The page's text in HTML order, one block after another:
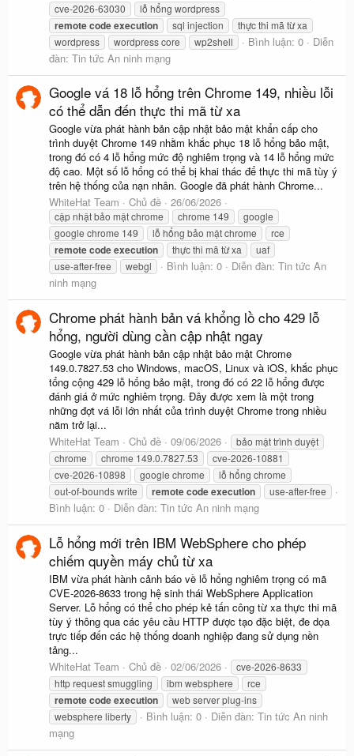
cve-2026-63030
lỗ hổng wordpress
remotecodeexecution sql injection
thực thi mã từ xa
wordpress
wordpress core wp2shell Bình luận: 0
Diễn
đàn: Tin tức An ninh mạng
Google vá 18 lỗ hổng trên Chrome 149, nhiều lỗi
có thể dẫn đến thực thi mã từ xa
Google vừa phát hành bản cập nhật bảo mật khẩn cấp cho
trình duyệt Chrome 149 nhằm khắc phục 18 lỗ hổng bảo mật,
trong đó có 4 lỗ hổng mức độ nghiêm trọng và 14 lỗ hổng mức
độ cao. Một số lỗ hổng có thể bị khai thác để thực thi mã tùy ý
trên hệ thống của nạn nhân. Google đã phát hành Chrome...
WhiteHat Team
Chủ đề 26/06/2026
cập nhật bảo mật chrome chrome 149
google
google chrome 149
lỗ hổng bảo mật chrome rce
remotecodeexecution thực thi mã từ xa
uaf
use-after-free
webgl Bình luận: 0 Diễn đàn: Tin tức An
ninh mạng
Chrome phát hành bản vá khổng lồ cho 429 lỗ
hổng, người dùng cần cập nhật ngay
Google vừa phát hành bản cập nhật bảo mật Chrome
149.0.7827.53 cho Windows, macOS, Linux và iOS, khắc phục
tổng cộng 429 lỗ hổng bảo mật, trong đó có 22 lỗ hổng được
đánh giá ở mức nghiêm trọng. Đây được xem là một trong
những đợt vá lỗi lớn nhất của trình duyệt Chrome trong nhiều
năm trở lại...
WhiteHat Team
Chủ đề 09/06/2026
bảo mật trình duyệt
chrome
chrome 149.0.7827.53
cve-2026-10881
cve-2026-10898
google chrome
lỗ hổng chrome
out-of-bounds write
remotecodeexecution use-after-free
Bình luận: 0 Diễn đàn: Tin tức An ninh mạng
Lỗ hổng mới trên IBM WebSphere cho phép
chiếm quyền máy chủ từ xa
IBM vừa phát hành cảnh báo về lỗ hổng nghiêm trọng có mã
CVE-2026-8633 trong hệ sinh thái WebSphere Application
Server. Lỗ hổng có thể cho phép kẻ tấn công từ xa thực thi mã
tùy ý thông qua các yêu cầu HTTP được tạo đặc biệt, đe dọa
trực tiếp đến các hệ thống doanh nghiệp đang sử dụng nền
tảng...
WhiteHat Team
Chủ đề 02/06/2026
cve-2026-8633
http request smuggling
ibm websphere rce
remotecodeexecution
web server plug-ins
websphere liberty
Bình luận: 0 Diễn đàn: Tin tức An ninh
mạng